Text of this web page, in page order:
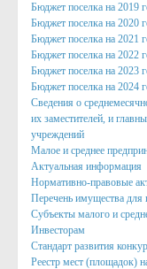
Формы
Работа с
Бюджет поселка на 2019
Бюджет поселка на 2020
Бюджет поселка на 2021
Бюджет поселка на 2022
Бюджет поселка на 2023
Бюджет поселка на 2024
Сведения о
их заместителей, и
учреждений
Малое и среднее
Актуальная информация
Нормативно-правовые
Перечень имущества
Субъекты малого и
Инвесторам
Стандарт развития
Реестр мест (площадок)